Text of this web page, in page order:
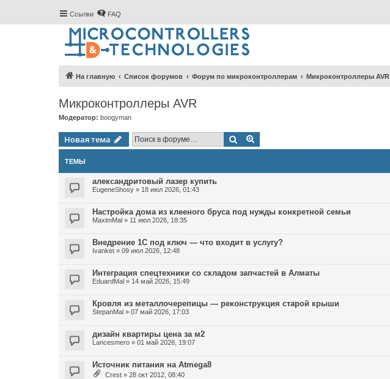
Ссылки FAQ
На главную Список форумов Форум по микроконтроллерам Микроконтроллеры AVR
Микроконтроллеры AVR
Модератор: boogyman
Новая тема Поиск
ТЕМЫ
александритовый лазер купить
EugeneShosy » 18 июл 2026, 01:43
Настройка дома из клееного бруса под нужды конкретной семьи
MaximMal » 11 июл 2026, 18:35
Внедрение 1С под ключ — что входит в услугу?
Ivanket » 09 июл 2026, 12:48
Интеграция спецтехники со складом запчастей в Алматы
EduardMal » 14 май 2026, 15:49
Кровля из металлочерепицы — реконструкция старой крыши
StepanMal » 07 май 2026, 17:03
дизайн квартиры цена за м2
Lancesmero » 01 май 2026, 19:07
Источник питания на Atmega8
Crest » 28 окт 2012, 08:40